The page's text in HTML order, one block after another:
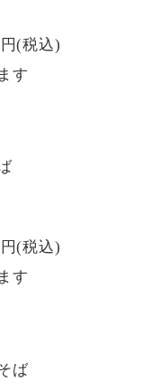
(税込)
す
(税込)
す
ば